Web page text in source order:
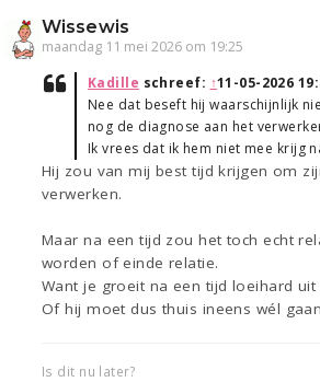
Wissewis
maandag 11 mei 2026 om 19:25
Kadille schreef: ↑11-05-2026
Nee dat beseft hij waarschijnlijk
nog de diagnose aan het
Ik vrees dat ik hem niet mee krijg
Hij zou van mij best tijd krijgen om
verwerken.
Maar na een tijd zou het toch echt
worden of einde relatie.
Want je groeit na een tijd loeihard uit
Of hij moet dus thuis ineens wél
Is dit nu later?